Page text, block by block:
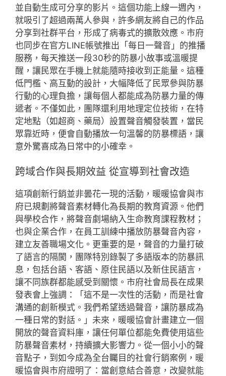
並自動生成可分享的影片。這個功能上線一週內，
就吸引了超過兩萬人參與，許多網友將自己的作品
分享到社群平台，形成了病毒式的擴散效應。市府
也同步在官方LINE帳號推出「每日一聲音」的推播
服務，每天推送一段30秒的防暴小故事或溫暖提
醒，讓民眾在手機上就能隨時接收到正能量。這種
低門檻、高互動的設計，大幅降低了民眾參與防暴
行動的心理負擔，讓每個人都能成為防暴力量的傳
遞者。不僅如此，團隊還利用地理定位技術，在特
定地點（如超商、藥局）設置聲音觸發裝置，當民
眾靠近時，便會自動播放一句溫馨的防暴標語，讓
意外驚喜成為日常中的小確幸。
跨域合作與長期效益 從宣導到社會改造
這項創新行銷並非曇花一現的活動，暖暖協會與市
府已規劃將聲音素材轉化為長期的教育資源。他們
與學校合作，將聲音劇場納入生命教育課程教材；
也與企業合作，在員工訓練中播放防暴聲音內容，
建立友善職場文化。更重要的是，聲音的力量打破
了語言的隔閡，團隊特別錄製了多語版本的防暴訊
息，包括台語、客語、原住民語以及新住民語言，
讓不同族群都能感受到關懷。市府社會局長在成果
發表會上強調：「這不是一次性的活動，而是社會
溝通的創新模式。我們希望透過聲音，讓防暴成為
一種日常的對話。」未來，暖暖協會計畫建立一個
開放的聲音資料庫，讓任何單位都能免費使用這些
防暴聲音素材，持續擴大影響力。從一個小小的聲
音點子，到如今成為全台矚目的社會行銷案例，暖
暖協會與市府證明了：當創意結合善意，改變就能